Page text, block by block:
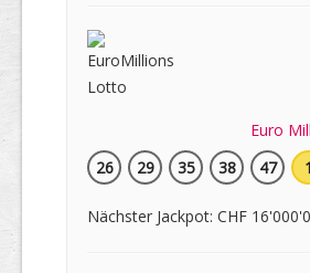
Euro
26
29 35 38 47 1
Nächster Jackpot: CHF